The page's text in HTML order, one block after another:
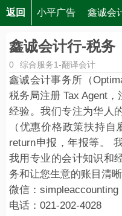
返回 小平广告 鑫诚会
鑫诚会计行-税务
0 综合服务1-翻译会计
鑫诚会计事务所（
税务局注册 Tax Agent
经验。我们专注为华人
（优惠价格政策扶持
return申报，年报等。
我用专业的会计知识和
务和让您生意的账目清
微信：simpleaccounting
电话：021-202-4028